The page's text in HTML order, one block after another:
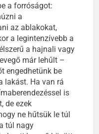
a forróságot:
a
az ablakokat,
a legintenzívebb a
a hajnali vagy
már lehűlt –
engedhetünk be
lakást. Ha van rá
is
de ezek
ne hűtsük le túl
túl nagy